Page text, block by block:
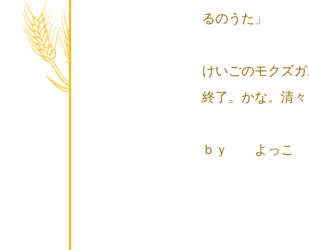
るのうた」
けいごのモクズ
終了。かな。清
ｂｙ よっこ